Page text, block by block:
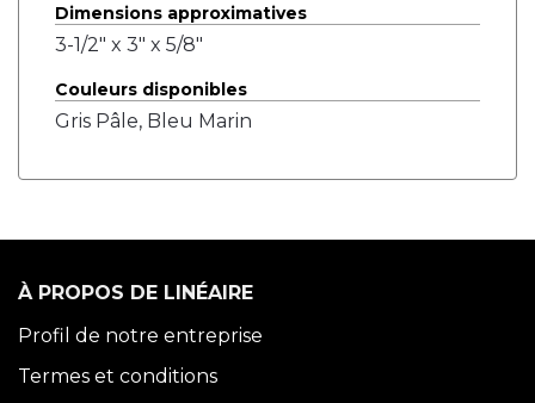
Dimensions approximatives
3-1/2" x 3" x 5/8"
Couleurs disponibles
Gris Pâle, Bleu Marin
À PROPOS DE LINÉAIRE
Profil de notre entreprise
Termes et conditions